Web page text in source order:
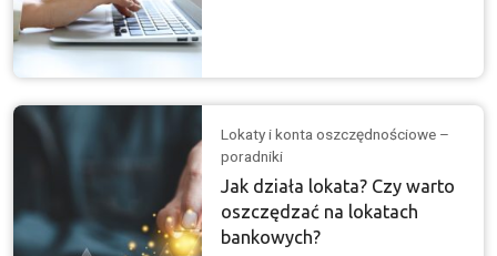
Lokaty i konta oszczędnościowe –
poradniki
Jak działa lokata? Czy warto
oszczędzać na lokatach
bankowych?